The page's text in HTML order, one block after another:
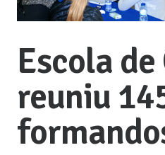
Escola
reuniu